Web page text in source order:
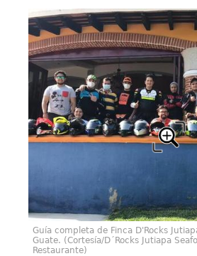
Guía completa de Finca D'Rocks
Guate. (Cortesía/D´Rocks Jutiapa
Restaurante)